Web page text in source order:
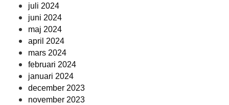
juli 2024
juni 2024
maj 2024
april 2024
mars 2024
februari 2024
januari 2024
december 2023
november 2023